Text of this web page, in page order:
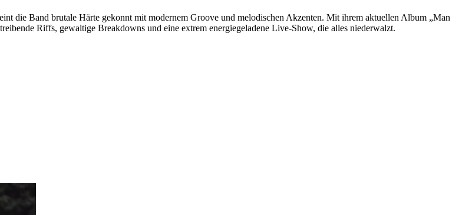
die Band brutale Härte gekonnt mit modernem Groove und melodischen Akzenten. Mit ihrem aktuellen Album „Man
Riffs, gewaltige Breakdowns und eine extrem energiegeladene Live-Show, die alles niederwalzt.